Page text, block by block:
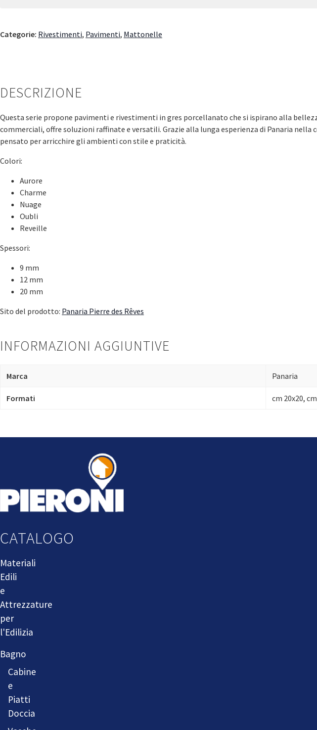
Categorie: Rivestimenti, Pavimenti, Mattonelle
DESCRIZIONE
Questa serie propone pavimenti e rivestimenti in gres porcellanato che si ispirano alla
commerciali, offre soluzioni raffinate e versatili. Grazie alla lunga esperienza di Panaria
pensato per arricchire gli ambienti con stile e praticità.
Colori:
Aurore
Charme
Nuage
Oubli
Reveille
Spessori:
9 mm
12 mm
20 mm
Sito del prodotto: Panaria Pierre des Rêves
INFORMAZIONI AGGIUNTIVE
Marca Panaria
Formati cm 20x20,
CATALOGO
Materiali
Edili
e
Attrezzature
per
l'Edilizia
Bagno
Cabine
e
Piatti
Doccia